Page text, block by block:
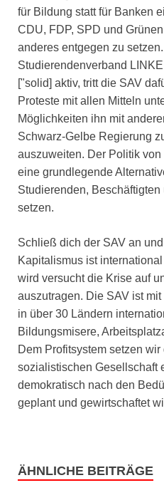
für Bildung statt für Banken
CDU, FDP, SPD und
anderes entgegen zu
Studierendenverband
["solid] aktiv, tritt die SAV
Proteste mit allen Mitteln
Möglichkeiten ihn mit
Schwarz-Gelbe Regierung
auszuweiten. Der Politik
eine grundlegende
Studierenden,
setzen.
Schließ dich der SAV an
Kapitalismus ist
wird versucht die Krise auf
auszutragen. Die SAV ist
in über 30 Ländern
Bildungsmisere,
Dem Profitsystem setzen
sozialistischen Gesellschaft
demokratisch nach den
geplant und gewirtschaftet
ÄHNLICHE BEITRÄGE